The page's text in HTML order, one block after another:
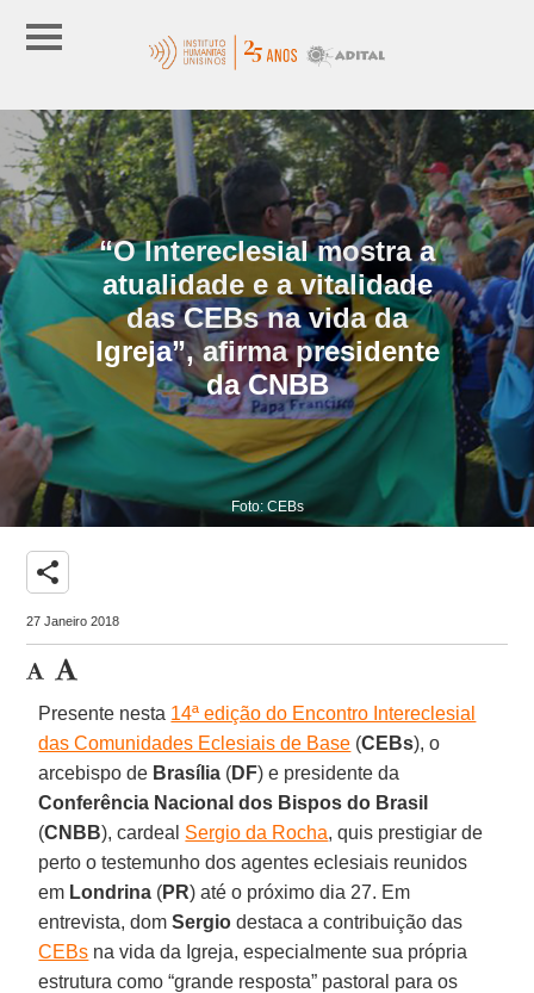
“O Intereclesial mostra a
atualidade e a vitalidade
das CEBs na vida da
Igreja”, afirma presidente
da CNBB
Foto: CEBs
share
27 Janeiro 2018
Presente nesta 14ª edição do Encontro Intereclesial
das Comunidades Eclesiais de Base (CEBs), o
arcebispo de Brasília (DF) e presidente da
Conferência Nacional dos Bispos do Brasil
(CNBB), cardeal Sergio da Rocha, quis prestigiar de
perto o testemunho dos agentes eclesiais reunidos
em Londrina (PR) até o próximo dia 27. Em
entrevista, domSergio destaca a contribuição das
CEBs na vida da Igreja, especialmente sua própria
estrutura como “grande resposta” pastoral para os